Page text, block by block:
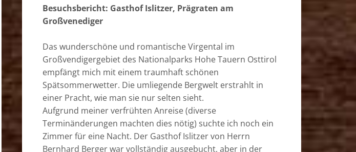
Besuchsbericht: Gasthof Islitzer, Prägraten am
Großvenediger
Das wunderschöne und romantische Virgental im
Großvendigergebiet des Nationalparks Hohe Tauern Osttirol
empfängt mich mit einem traumhaft schönen
Spätsommerwetter. Die umliegende Bergwelt erstrahlt in
einer Pracht, wie man sie nur selten sieht.
Aufgrund meiner verfrühten Anreise (diverse
Terminänderungen machten dies nötig) suchte ich noch ein
Zimmer für eine Nacht. Der Gasthof Islitzer von Herrn
Bernhard Berger war vollständig ausgebucht, aber in der